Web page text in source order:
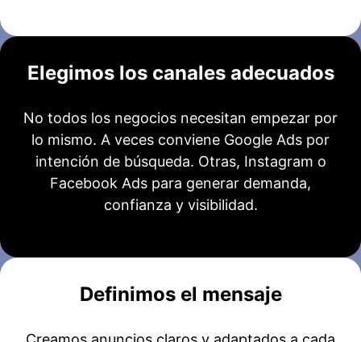
Elegimos los canales adecuados
No todos los negocios necesitan empezar por
lo mismo. A veces conviene Google Ads por
intención de búsqueda. Otras, Instagram o
Facebook Ads para generar demanda,
confianza y visibilidad.
Definimos el mensaje